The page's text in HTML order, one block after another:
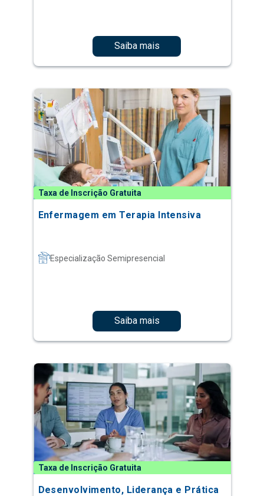
Saiba mais
Taxa de Inscrição Gratuita
Enfermagem em Terapia Intensiva
Especialização Semipresencial
Saiba mais
Taxa de Inscrição Gratuita
Desenvolvimento, Liderança e Prática